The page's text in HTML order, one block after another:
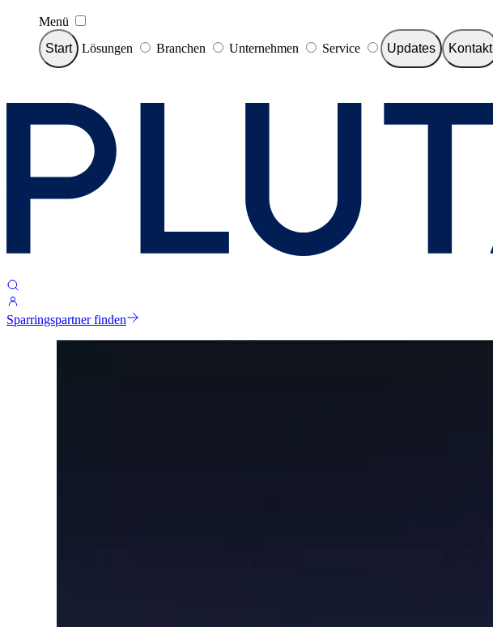
Menü
Start
Lösungen Branchen Unternehmen Service Updates Kontakt
Sparringspartner finden